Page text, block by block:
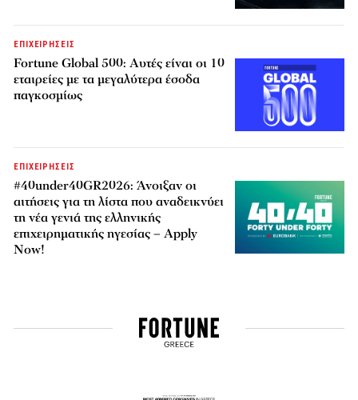
ΕΠΙΧΕΙΡΗΣΕΙΣ
Fortune Global 500: Αυτές είναι οι 10
εταιρείες με τα μεγαλύτερα έσοδα
παγκοσμίως
ΕΠΙΧΕΙΡΗΣΕΙΣ
#40under40GR2026: Άνοιξαν οι
αιτήσεις για τη λίστα που αναδεικνύει
τη νέα γενιά της ελληνικής
επιχειρηματικής ηγεσίας – Apply
Now!